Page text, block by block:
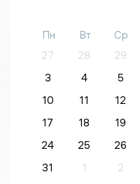
Пн Вт Ср
27
28 29
3
4 5
10
11 12
17
18 19
24
25 26
31
1 2